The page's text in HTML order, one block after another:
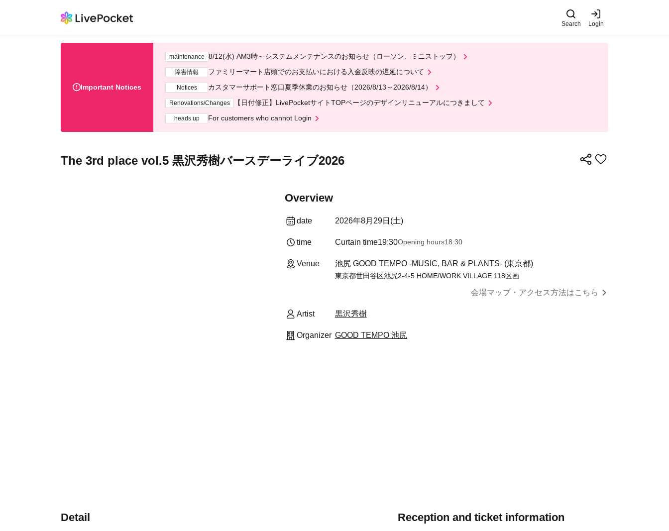
Search Login
Important Notices
maintenance 8/12(水) AM3時～システムメンテナンスのお知らせ（ローソン、ミニストップ）
障害情報 ファミリーマート店頭でのお支払いにおける入金反映の遅延について
Notices カスタマーサポート窓口夏季休業のお知らせ（2026/8/13～2026/8/14）
Renovations/Changes 【日付修正】LivePocketサイトTOPページのデザインリニューアルにつきまして
heads up For customers who cannot Login
The 3rd place vol.5 黒沢秀樹バースデーライブ2026
Overview
date 2026年8月29日(土)
time Curtain time19:30Opening hours18:30
Venue 池尻 GOOD TEMPO -MUSIC, BAR & PLANTS- (東京都)
東京都世田谷区池尻2-4-5 HOME/WORK VILLAGE 118区画
会場マップ・アクセス方法はこちら
Artist 黒沢秀樹
Organizer GOOD TEMPO 池尻
Detail Reception and ticket information